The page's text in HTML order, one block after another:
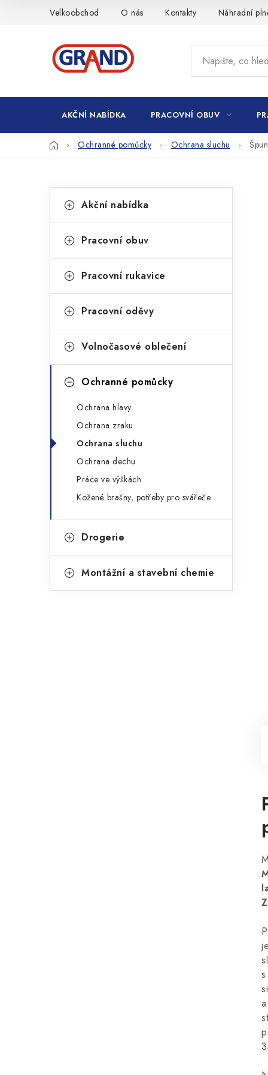
Velkoobchod O nás Kontakty Náhradní
AKČNÍ NABÍDKA PRACOVNÍ OBUV
DomůOchranné pomůcky Ochrana sluchu
o
t
r
n
n
n
kategorie
a
e
o
i
Akční nabídka
Pracovní obuv
Pracovní rukavice
Pracovní oděvy
Volnočasové oblečení
Ochranné pomůcky
Ochrana hlavy
Ochrana zraku
Ochrana sluchu
Ochrana dechu
Práce ve výškách
Kožené brašny, potřeby pro svářeče
Drogerie
Montážní a stavební chemie